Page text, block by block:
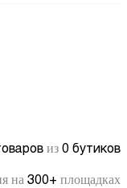
из 0 бутиков
на 300+ площадках